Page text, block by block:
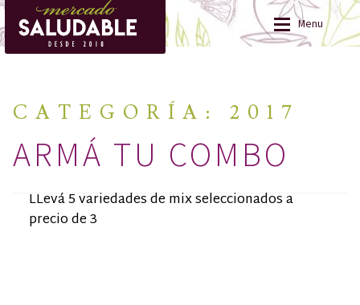
al
contenido
Menu
Lista de productos
Fotos
Contacto
Lista de productos
Fotos
Contacto
CATEGORÍA: 2017
ARMÁ TU COMBO
LLevá 5 variedades de mix seleccionados a
precio de 3